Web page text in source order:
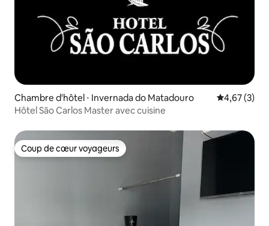
Chambre d'hôtel ⋅ Invernada do Matadouro Évaluation
4,67 (3)
Hôtel São Carlos Master avec cuisine
Coup de cœur voyageurs
Coup de cœur voyageurs